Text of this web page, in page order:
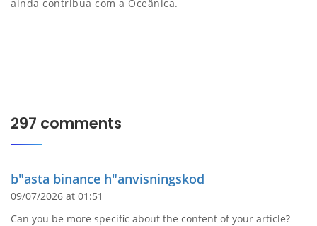
ainda contribua com a Oceânica.
297 comments
b"asta binance h"anvisningskod
09/07/2026 at 01:51
Can you be more specific about the content of your article?